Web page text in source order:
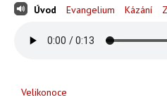
Úvod Evangelium Kázání
Velikonoce